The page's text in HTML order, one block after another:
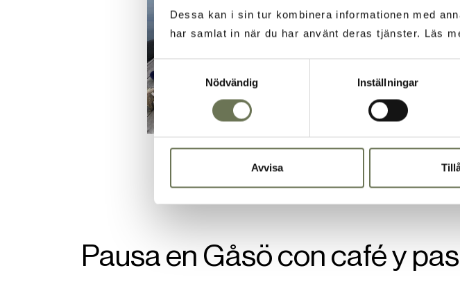
Dessa kan i sin tur kombinera informationen med
har samlat in när du har använt deras tjänster. Läs
Nödvändig
Inställningar
Avvisa
Pausa en Gåsö con café y